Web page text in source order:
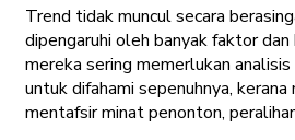
Trend tidak muncul secara
dipengaruhi oleh banyak faktor
mereka sering memerlukan
untuk difahami sepenuhnya,
mentafsir minat penonton,